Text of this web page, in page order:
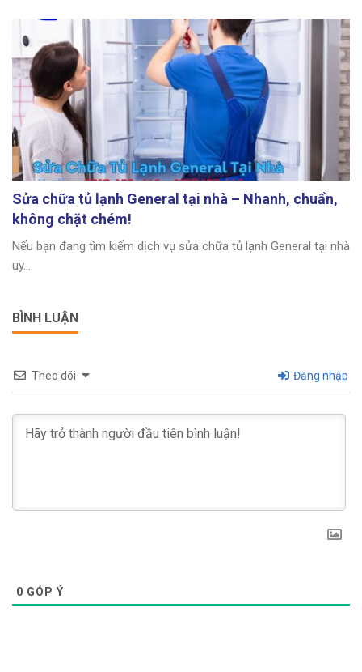
Sửa chữa tủ lạnh General tại nhà – Nhanh, chuẩn,
không chặt chém!
Nếu bạn đang tìm kiếm dịch vụ sửa chữa tủ lạnh General tại nhà
uy...
BÌNH LUẬN
Theo dõi Đăng nhập
0 GÓP Ý